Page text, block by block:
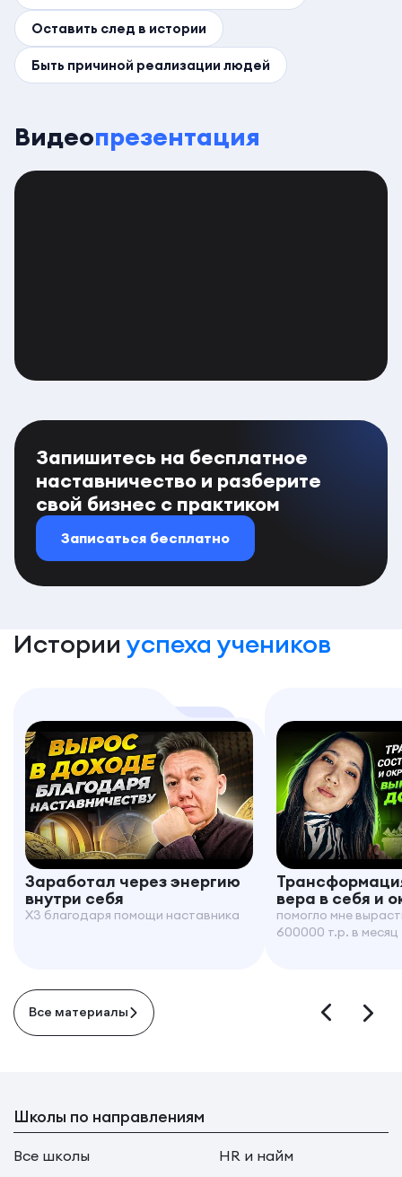
Оставить след в истории
Быть причиной реализации людей
Видеопрезентация
Запишитесь на бесплатное
наставничество и разберите
свой бизнес с практиком
Записаться бесплатно
Истории успеха учеников
Заработал через энергию
внутри себя
X3 благодаря помощи наставника
вера в себя и
помогло мне
600000 т.р. в месяц
Все материалы
Школы по направлениям
Все школы
HR и найм